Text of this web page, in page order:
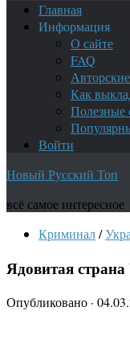
Главная
Информация
О сайте
FAQ
Как
Полезные
Войти
Новый Русский Топ
всё самое интересное
Криминал/
Ядовитая
Опубликовано ·